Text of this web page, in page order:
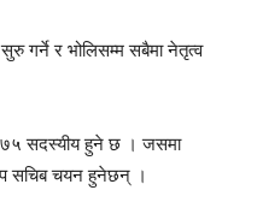
गर्ने र भोलिसम्म सबैमा नेतृत्व
७५ सदस्यीय हुने छ । जसमा
सचिब चयन हुनेछन् ।